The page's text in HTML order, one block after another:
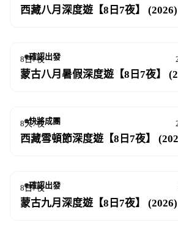
西藏八月深度遊【8日7夜】 (2026)
確認出發
8日7夜
蒙古八月暑假深度遊【8日7夜】
快將成團
8天7夜
西藏雪頓節深度遊【8日7夜】
確認出發
8日7夜
蒙古九月深度遊【8日7夜】 (2026)